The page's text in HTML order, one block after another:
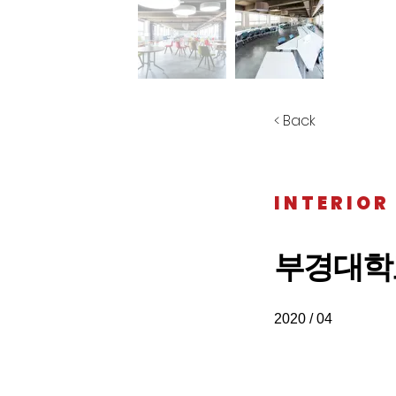
< Back
INTERIOR
부경대
2020 / 04